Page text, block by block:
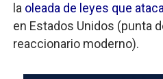
la oleada de leyes que
en Estados Unidos (punta
reaccionario moderno).